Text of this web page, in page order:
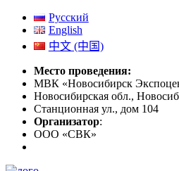
Русский
English
中文 (中国)
Место проведения:
МВК «Новосибирск
Новосибирская обл.,
Станционная ул., дом 104
Организатор:
ООО «СВК»